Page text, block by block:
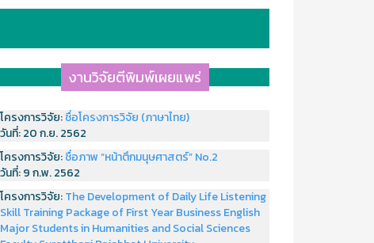
งานวิจัยตีพิมพ์เผยแพร่
โครงการวิจัย:ชื่อโครงการวิจัย (ภาษาไทย)
วันที่:20 ก.ย. 2562
โครงการวิจัย:ชื่อภาพ “หน้าตึกมนุษศาสตร์” No.2
วันที่:9 ก.พ. 2562
โครงการวิจัย:The Development of Daily Life Listening
Skill Training Package of First Year Business English
Major Students in Humanities and Social Sciences